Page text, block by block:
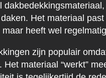
Het materiaal
heeft wel
zijn populair
materiaal “werkt”